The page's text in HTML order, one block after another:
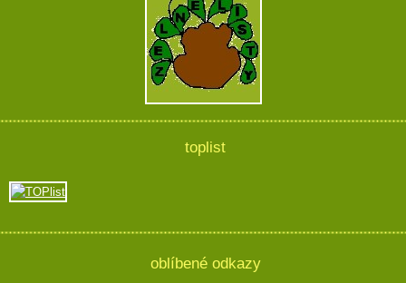
toplist
oblíbené odkazy